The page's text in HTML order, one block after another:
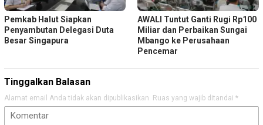
Pemkab Halut Siapkan
Penyambutan Delegasi Duta
Besar Singapura
AWALI Tuntut Ganti Rugi Rp100
Miliar dan Perbaikan Sungai
Mbango ke Perusahaan
Pencemar
Tinggalkan Balasan
Alamat email Anda tidak akan dipublikasikan. Ruas yang wajib ditandai *